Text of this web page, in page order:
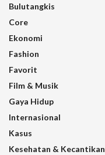
Bulutangkis
Core
Ekonomi
Fashion
Favorit
Film & Musik
Gaya Hidup
Internasional
Kasus
Kesehatan & Kecantikan